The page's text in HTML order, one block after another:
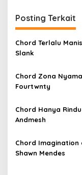
i
g
a
s
i
p
o
s
Posting Terkait
Chord Terlalu
Slank
Chord Zona
Fourtwnty
Chord Hanya
Andmesh
Chord Imagination
Shawn Mendes